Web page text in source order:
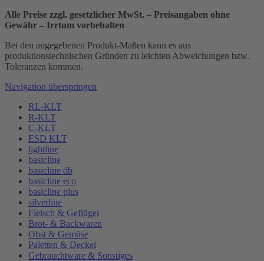
Alle Preise zzgl. gesetzlicher MwSt. – Preisangaben ohne
Gewähr – Irrtum vorbehalten
Bei den angegebenen Produkt-Maßen kann es aus
produktionstechnischen Gründen zu leichten Abweichungen bzw.
Toleranzen kommen.
Navigation überspringen
RL-KLT
R-KLT
C-KLT
ESD KLT
lightline
basicline
basicline db
basicline eco
basicline plus
silverline
Fleisch & Geflügel
Brot- & Backwaren
Obst & Gemüse
Paletten & Deckel
Gebrauchtware & Sonstiges